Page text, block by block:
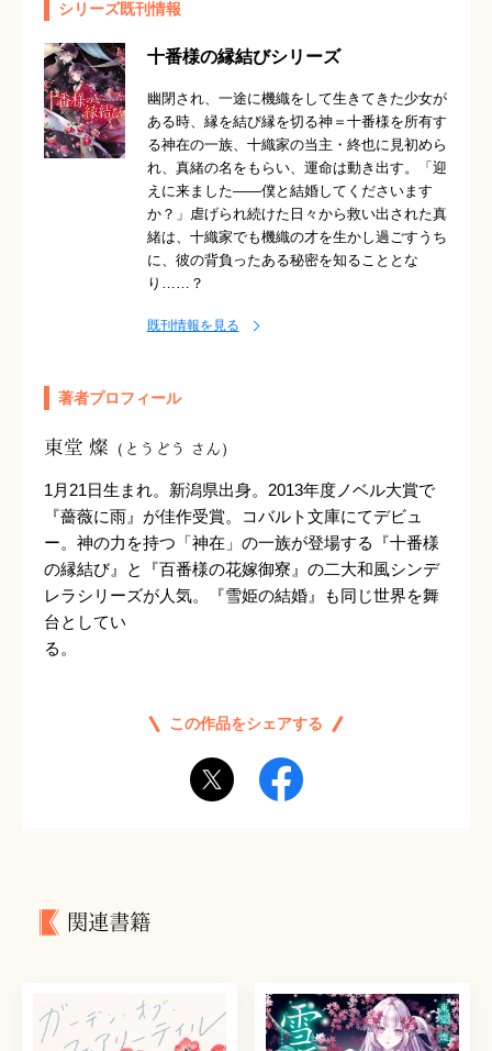
シリーズ既刊情報
十番様の縁結びシリーズ
幽閉され、一途に機織をして生きてきた少女が
ある時、縁を結び縁を切る神＝十番様を所有す
る神在の一族、十織家の当主・終也に見初めら
れ、真緒の名をもらい、運命は動き出す。「迎
えに来ました――僕と結婚してくださいます
か？」虐げられ続けた日々から救い出された真
緒は、十織家でも機織の才を生かし過ごすうち
に、彼の背負ったある秘密を知ることとな
り……？
既刊情報を見る
著者プロフィール
東堂 燦 （とうどう さん）
1月21日生まれ。新潟県出身。2013年度ノベル大賞で
『薔薇に雨』が佳作受賞。コバルト文庫にてデビュ
ー。神の力を持つ「神在」の一族が登場する『十番様
の縁結び』と『百番様の花嫁御寮』の二大和風シンデ
レラシリーズが人気。『雪姫の結婚』も同じ世界を舞
台としてい
る
この作品をシェアする
関連書籍